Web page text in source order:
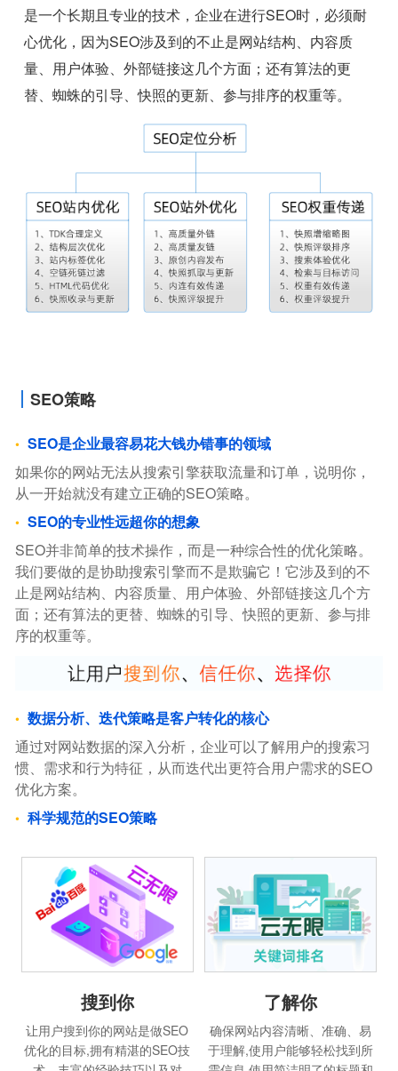
是一个长期且专业的技术，企业在进行SEO时，必须耐
心优化，因为SEO涉及到的不止是网站结构、内容质
量、用户体验、外部链接这几个方面；还有算法的更
替、蜘蛛的引导、快照的更新、参与排序的权重等。
SEO策略
SEO是企业最容易花大钱办错事的领域
如果你的网站无法从搜索引擎获取流量和订单，说明你，
从一开始就没有建立正确的SEO策略。
SEO的专业性远超你的想象
SEO并非简单的技术操作，而是一种综合性的优化策略。
我们要做的是协助搜索引擎而不是欺骗它！它涉及到的不
止是网站结构、内容质量、用户体验、外部链接这几个方
面；还有算法的更替、蜘蛛的引导、快照的更新、参与排
序的权重等。
数据分析、迭代策略是客户转化的核心
通过对网站数据的深入分析，企业可以了解用户的搜索习
惯、需求和行为特征，从而迭代出更符合用户需求的SEO
优化方案。
科学规范的SEO策略
搜到你
让用户搜到你的网站是做SEO
优化的目标,拥有精湛的SEO技
了解你
确保网站内容清晰、准确、易
于理解,使用户能够轻松找到所